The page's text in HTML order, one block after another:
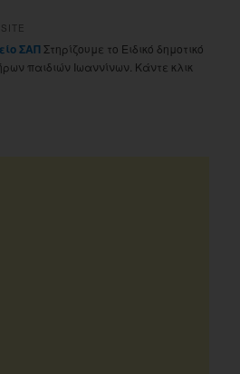
Στηρίζουμε το Ειδικό δημοτικό
παιδιών Ιωαννίνων. Κάντε κλικ